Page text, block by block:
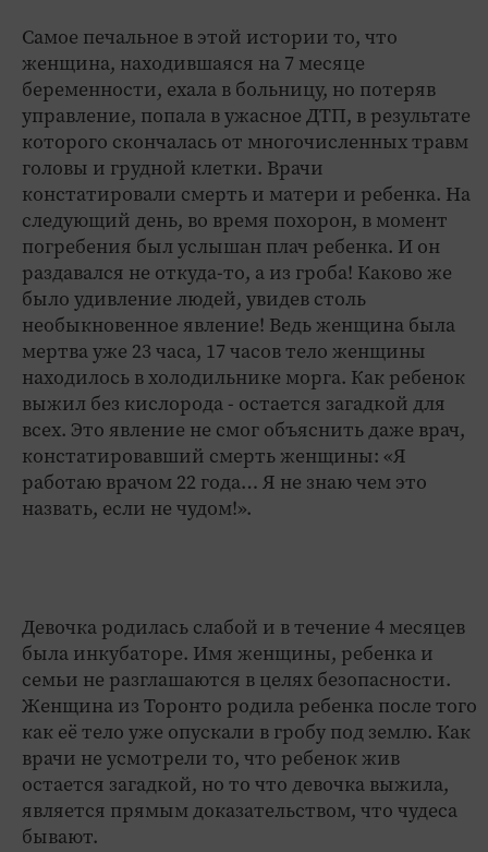
Самое печальное в этой истории то, что
женщина, находившаяся на 7 месяце
беременности, ехала в больницу, но потеряв
управление, попала в ужасное ДТП, в результате
которого скончалась от многочисленных травм
головы и грудной клетки. Врачи
констатировали смерть и матери и ребенка. На
следующий день, во время похорон, в момент
погребения был услышан плач ребенка. И он
раздавался не откуда-то, а из гроба! Каково же
было удивление людей, увидев столь
необыкновенное явление! Ведь женщина была
мертва уже 23 часа, 17 часов тело женщины
находилось в холодильнике морга. Как ребенок
выжил без кислорода - остается загадкой для
всех. Это явление не смог объяснить даже врач,
констатировавший смерть женщины: «Я
работаю врачом 22 года… Я не знаю чем это
назвать, если не чудом!».
Девочка родилась слабой и в течение 4 месяцев
была инкубаторе. Имя женщины, ребенка и
семьи не разглашаются в целях безопасности.
Женщина из Торонто родила ребенка после того
как её тело уже опускали в гробу под землю. Как
врачи не усмотрели то, что ребенок жив
остается загадкой, но то что девочка выжила,
является прямым доказательством, что чудеса
бывают.